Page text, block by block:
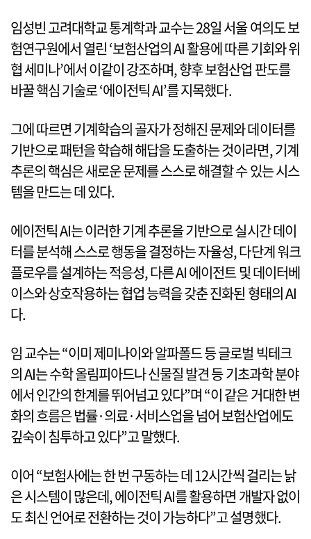
임성빈 고려대학교 통계학과 교수는 28일 서울 여의도 보
험연구원에서 열린 ‘보험산업의 AI 활용에 따른 기회와 위
협 세미나’에서 이같이 강조하며, 향후 보험산업 판도를
바꿀 핵심 기술로 ‘에이전틱 AI’를 지목했다.
그에 따르면 기계학습의 골자가 정해진 문제와 데이터를
기반으로 패턴을 학습해 해답을 도출하는 것이라면, 기계
추론의 핵심은 새로운 문제를 스스로 해결할 수 있는 시스
템을 만드는 데 있다.
에이전틱 AI는 이러한 기계 추론을 기반으로 실시간 데이
터를 분석해 스스로 행동을 결정하는 자율성, 다단계 워크
플로우를 설계하는 적응성, 다른 AI 에이전트 및 데이터베
이스와 상호작용하는 협업 능력을 갖춘 진화된 형태의 AI
다.
임 교수는 “이미 제미나이와 알파폴드 등 글로벌 빅테크
의 AI는 수학 올림피아드나 신물질 발견 등 기초과학 분야
에서 인간의 한계를 뛰어넘고 있다”며 “이 같은 거대한 변
화의 흐름은 법률·의료·서비스업을 넘어 보험산업에도
깊숙이 침투하고 있다”고 말했다.
이어 “보험사에는 한 번 구동하는 데 12시간씩 걸리는 낡
은 시스템이 많은데, 에이전틱 AI를 활용하면 개발자 없이
도 최신 언어로 전환하는 것이 가능하다”고 설명했다.